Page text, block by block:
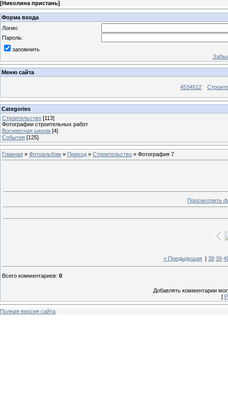
[Николина пристань]
Форма входа
Логин:
Пароль:
запомнить
Меню сайта
4534512
Categories
Строительство [113]
Фотографии строительных работ
Воскресная школа [4]
События [125]
Главная » Фотоальбом » Приход » Строительство » Фотография 7
Просмотреть
« Предыдущая 38 39
Всего комментариев: 0
Добавлять комментарии
[
Полная версия сайта